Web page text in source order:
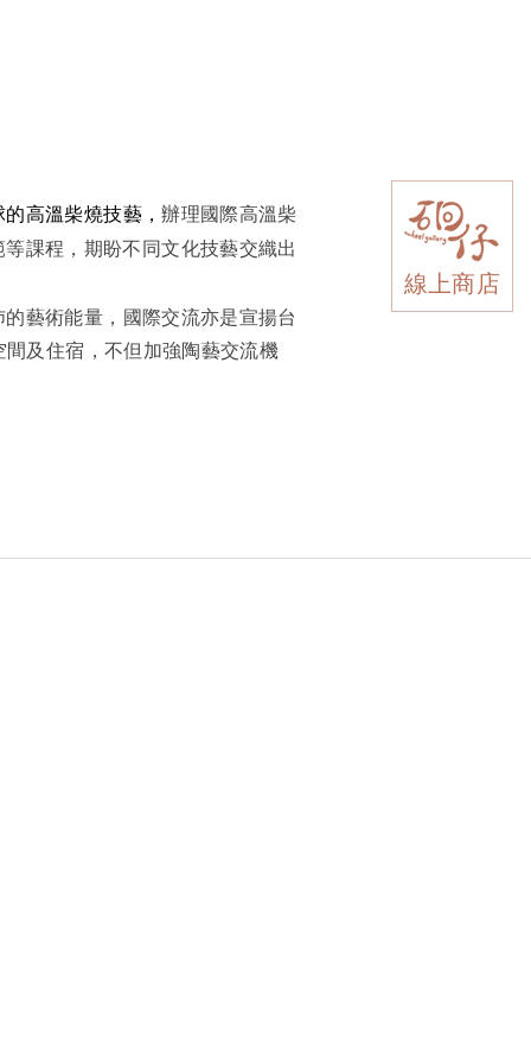
線上商店
高溫柴燒技藝，辦理國際高溫柴
課程，期盼不同文化技藝交織出
藝術能量， 國際交流亦是宣揚台
及住宿，不但加強陶藝交流機